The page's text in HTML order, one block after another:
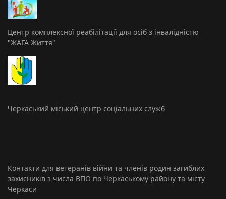
Центр комплексної реабілітації для осіб з інвалідністю
"ЖАГА Життя"
Черкаський міський центр соціальних служб
Контакти для ветеранів війни та членів родин загиблих
захисників з числа ВПО по Черкаському району та місту
Черкаси